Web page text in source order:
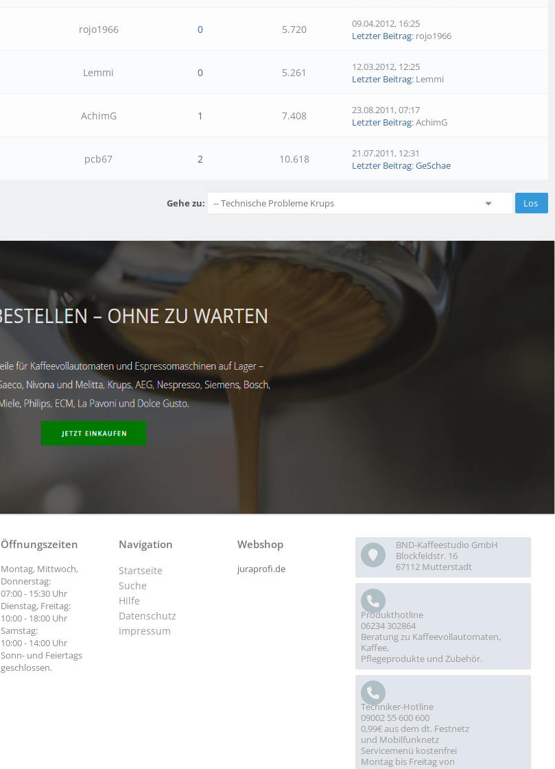
rojo1966 0 5.720
09.04.2012, 16:25
Letzter Beitrag: rojo1966
Lemmi 0 5.261
12.03.2012, 12:25
Letzter Beitrag: Lemmi
AchimG 1 7.408
23.08.2011, 07:17
Letzter Beitrag: AchimG
pcb67 2 10.618
21.07.2011, 12:31
Letzter Beitrag:GeSchae
Gehe zu:
BND-Kaffeestudio GmbH
Blockfeldstr. 16
67112 Mutterstadt
Produkthotline
06234 302864
Beratung zu Kaffeevollautomaten,
Kaffee,
Pflegeprodukte und Zubehör.
Techniker-Hotline
09002 55 600 600
0,99€ aus dem dt. Festnetz
und Mobilfunknetz
Servicemenü kostenfrei
Montag bis Freitag von
Webshop
juraprofi.de
Navigation
Startseite
Suche
Hilfe
Datenschutz
Impressum
Öffnungszeiten
Montag, Mittwoch,
Donnerstag:
07:00 - 15:30 Uhr
Dienstag, Freitag:
10:00 - 18:00 Uhr
Samstag:
10:00 - 14:00 Uhr
Sonn- und Feiertags
geschlossen.